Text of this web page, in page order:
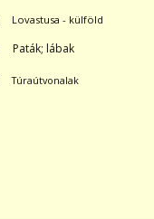
Lovastusa - külföld
Paták; lábak
Túraútvonalak